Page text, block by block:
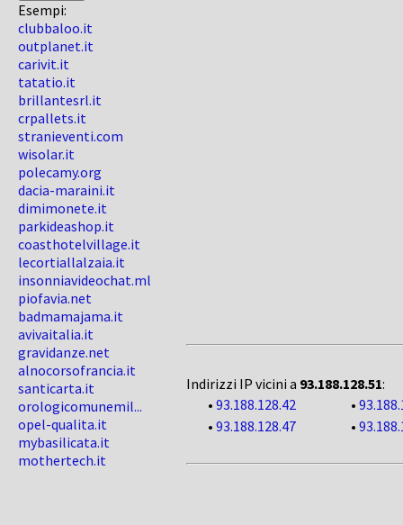
Esempi:
clubbaloo.it
outplanet.it
carivit.it
tatatio.it
brillantesrl.it
crpallets.it
stranieventi.com
wisolar.it
polecamy.org
dacia-maraini.it
dimimonete.it
parkideashop.it
coasthotelvillage.it
lecortiallalzaia.it
insonniavideochat.ml
piofavia.net
badmamajama.it
avivaitalia.it
gravidanze.net
alnocorsofrancia.it
santicarta.it
orologicomunemil...
opel-qualita.it
mybasilicata.it
mothertech.it
Indirizzi IP vicini a 93.188.128.51:
• 93.188.128.42 •
• 93.188.128.47 •